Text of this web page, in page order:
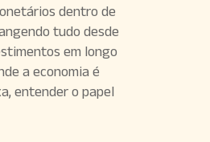
dentro de
tudo desde
em longo
a economia é
entender o papel